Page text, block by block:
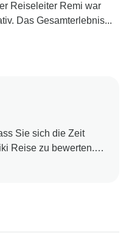
Reiseleiter Remi war
Das Gesamterlebnis...
Sie sich die Zeit
Reise zu bewerten.
dass wir eine